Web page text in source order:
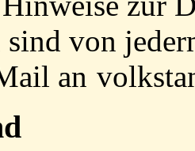
sind von
an